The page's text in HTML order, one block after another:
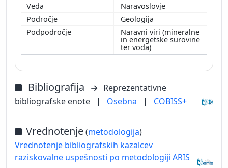
Naravoslovje
Geologija
Naravni viri (mineralne
in energetske surovine
ter voda)
Bibliografija
Reprezentativne
bibliografske enote
| Osebna | COBISS+
Vrednotenje(metodologija)
Vrednotenje bibliografskih kazalcev
raziskovalne uspešnosti po metodologiji ARIS